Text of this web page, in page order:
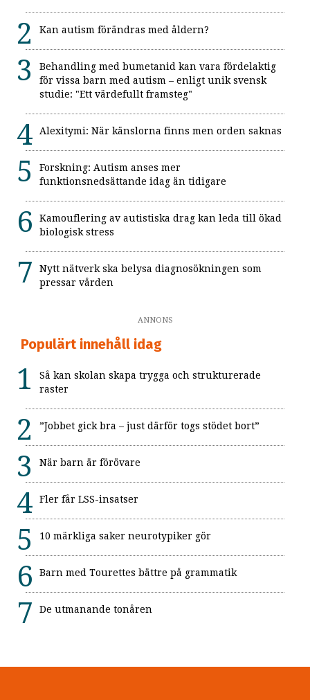
Kan autism förändras med åldern?
Behandling med bumetanid kan vara fördelaktig
för vissa barn med autism – enligt unik svensk
studie: "Ett värdefullt framsteg"
Alexitymi: När känslorna finns men orden saknas
Forskning: Autism anses mer
funktionsnedsättande idag än tidigare
Kamouflering av autistiska drag kan leda till ökad
biologisk stress
Nytt nätverk ska belysa diagnosökningen som
pressar vården
ANNONS
Populärt innehåll idag
Så kan skolan skapa trygga och strukturerade
raster
”Jobbet gick bra – just därför togs stödet bort”
När barn är förövare
Fler får LSS-insatser
10 märkliga saker neurotypiker gör
Barn med Tourettes bättre på grammatik
De utmanande tonåren